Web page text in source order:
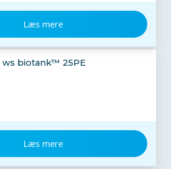
Læs mere
ws biotank™ 25PE
Læs mere